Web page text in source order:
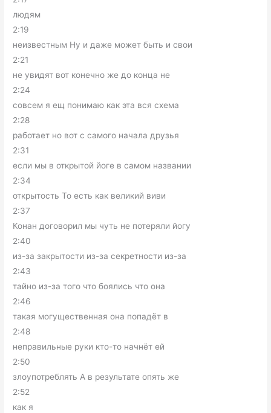
людям
2:19
неизвестным Ну и даже может быть и свои
2:21
не увидят вот конечно же до конца не
2:24
совсем я ещ понимаю как эта вся схема
2:28
работает но вот с самого начала друзья
2:31
если мы в открытой йоге в самом названии
2:34
открытость То есть как великий виви
2:37
Конан договорил мы чуть не потеряли йогу
2:40
из-за закрытости из-за секретности из-за
2:43
тайно из-за того что боялись что она
2:46
такая могущественная она попадёт в
2:48
неправильные руки кто-то начнёт ей
2:50
злоупотреблять А в результате опять же
2:52
как я